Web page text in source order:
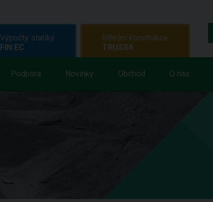
Podpora Novinky Obchod O nás
Výpočty statiky
FIN EC
Střešní konstrukce
TRUSS4